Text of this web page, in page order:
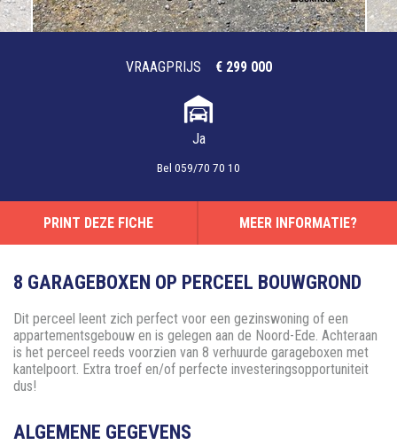
VRAAGPRIJS € 299 000
Ja
Bel 059/70 70 10
PRINT DEZE FICHE MEER INFORMATIE?
8 GARAGEBOXEN OP PERCEEL BOUWGROND
Dit perceel leent zich perfect voor een gezinswoning of een
appartementsgebouw en is gelegen aan de Noord-Ede. Achteraan
is het perceel reeds voorzien van 8 verhuurde garageboxen met
kantelpoort. Extra troef en/of perfecte investeringsopportuniteit
dus!
ALGEMENE GEGEVENS